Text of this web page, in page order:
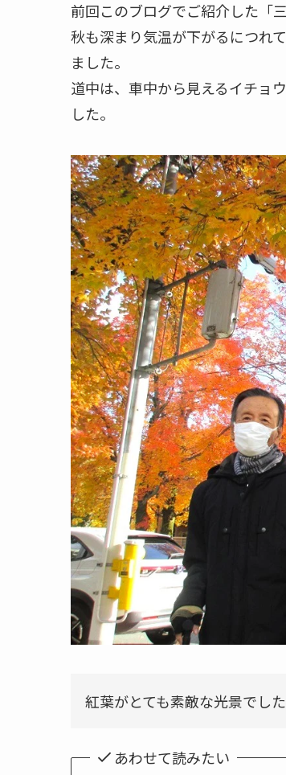
前回このブログでご紹介した「
秋も深まり気温が下がるにつれ
ました。
道中は、車中から見えるイチョ
した。
紅葉がとても素敵な光景でし
あわせて読みたい